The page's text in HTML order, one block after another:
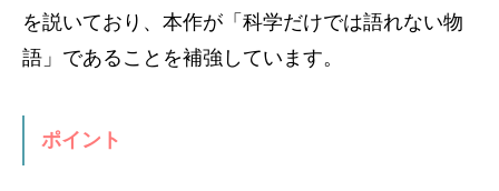
を説いており、本作が「科学だけでは語れない物
語」であることを補強しています。
ポイント